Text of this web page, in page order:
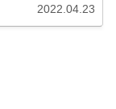
2022.04.23